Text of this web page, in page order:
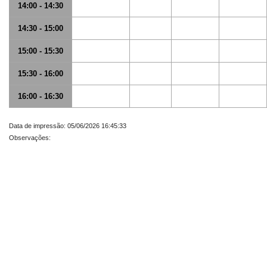
14:00 - 14:30
14:30 - 15:00
15:00 - 15:30
15:30 - 16:00
16:00 - 16:30
Data de impressão: 05/06/2026 16:45:33
Observações: